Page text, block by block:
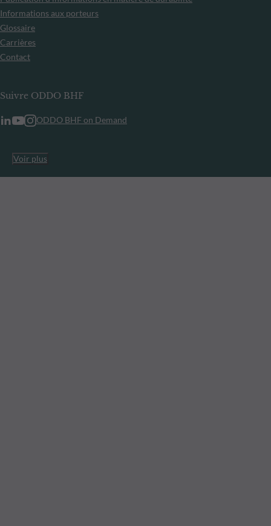
Informations aux porteurs
Glossaire
Carrières
Contact
Suivre ODDO BHF
ODDO BHF on Demand
Voir plus